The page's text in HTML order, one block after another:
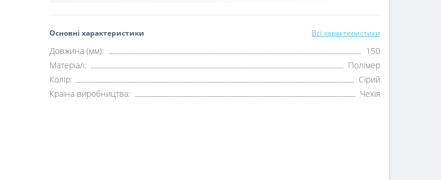
Основні характеристики Всі характеристики
Довжина (мм):
150
Матеріал:
Полімер
Колір:
Сірий
Країна виробництва:
Чехія